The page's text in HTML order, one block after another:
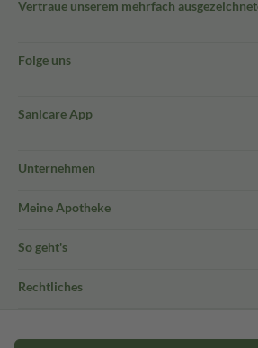
Vertraue unserem mehrfach
Folge uns
Sanicare App
Unternehmen
Meine Apotheke
So geht's
Rechtliches